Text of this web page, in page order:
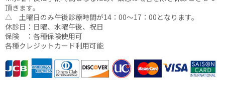
頂きます。
△ 土曜日のみ午後診療時間が14：00〜17：00となります。
休診日：日曜、水曜午後、祝日
保険 ：各種保険使用可
各種クレジットカード利用可能